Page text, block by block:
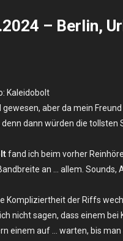
– Berlin,
Kaleidobolt
aber da mein
dann würden die tollsten
fand ich beim vorher
an … allem. Sounds,
Kompliziertheit der Riffs
nicht sagen, dass einem bei
einem auf … warten, bis